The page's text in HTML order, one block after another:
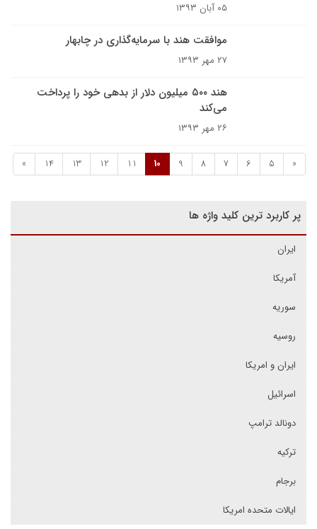
۰۵ آبان ۱۳۹۳
موافقت هند با سرمایه‌گذاری در چابهار
۲۷ مهر ۱۳۹۳
هند ۵۰۰ میلیون دلار از بدهی خود را پرداخت
می‌کند
۲۶ مهر ۱۳۹۳
«
5
6
7
8
9
10
11
12
13
14
»
پر کاربرد ترین کلید واژه ها
ایران
آمریکا
سوریه
روسیه
ایران و امریکا
اسرائیل
دونالد ترامپ
ترکیه
برجام
ایالات متحده امریکا